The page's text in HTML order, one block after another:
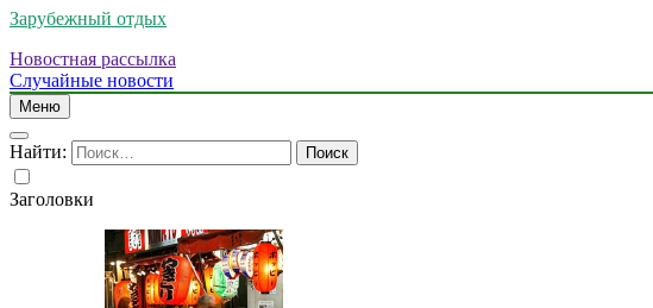
Зарубежный отдых
Новостная рассылка
Случайные новости
Меню
Найти:
Заголовки